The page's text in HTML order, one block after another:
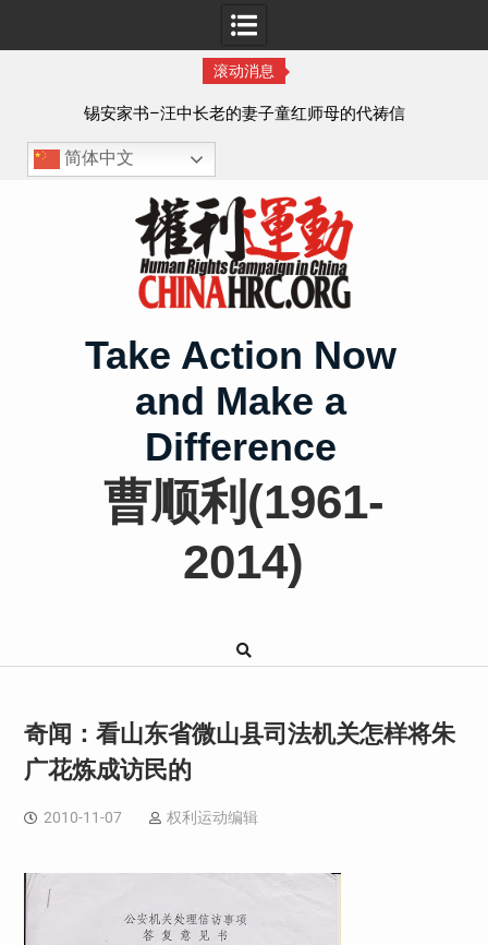
滚动消息
锡安家书–汪中长老的妻子童红⁩师母的代祷信
简体中文
Take Action Now
and Make a
Difference
曹顺利(1961-
2014)
奇闻：看山东省微山县司法机关怎样将朱
广花炼成访民的
2010-11-07 权利运动编辑